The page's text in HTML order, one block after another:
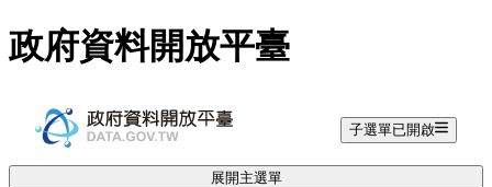
跳至主要內容
政府資料開放平臺
子選單已開啟
展開主選單